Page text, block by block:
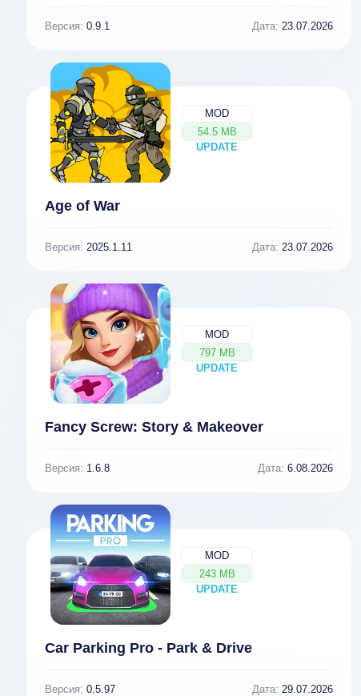
Версия: 0.9.1 Дата: 23.07.2026
MOD
54.5 MB
UPDATE
NEW
Age of War
Версия: 2025.1.11 Дата: 23.07.2026
MOD
797 MB
UPDATE
NEW
Fancy Screw: Story & Makeover
Версия: 1.6.8 Дата: 6.08.2026
MOD
243 MB
UPDATE
NEW
Car Parking Pro - Park & Drive
Версия: 0.5.97 Дата: 29.07.2026